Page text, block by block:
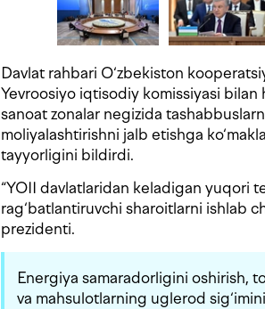
Davlat rahbari O‘zbekiston
Yevroosiyo iqtisodiy komissiyasi
sanoat zonalar negizida
moliyalashtirishni jalb etishga
tayyorligini bildirdi.
“YOII davlatlaridan keladigan yuqori
rag‘batlantiruvchi sharoitlarni ishlab
prezidenti.
Energiya samaradorligini oshirish,
va mahsulotlarning uglerod